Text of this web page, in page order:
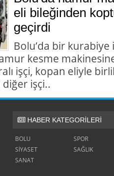
eli bileğinden
geçirdi
Bolu’da bir
kesme
işçi, kopan eliyle
işçi..
HABER KATEGORİLERİ
BOLU
SPOR
SİYASET
SAĞLIK
SANAT